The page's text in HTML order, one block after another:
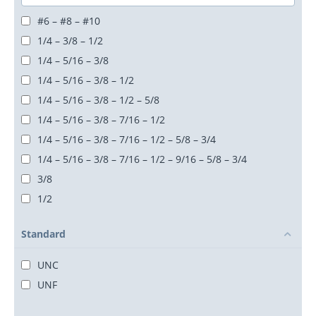
9021
#6 – #8 – #10
1/4 – 3/8 – 1/2
1/4 – 5/16 – 3/8
1/4 – 5/16 – 3/8 – 1/2
1/4 – 5/16 – 3/8 – 1/2 – 5/8
1/4 – 5/16 – 3/8 – 7/16 – 1/2
1/4 – 5/16 – 3/8 – 7/16 – 1/2 – 5/8 – 3/4
1/4 – 5/16 – 3/8 – 7/16 – 1/2 – 9/16 – 5/8 – 3/4
3/8
1/2
5/8 – 3/4
Standard
UNC
UNF